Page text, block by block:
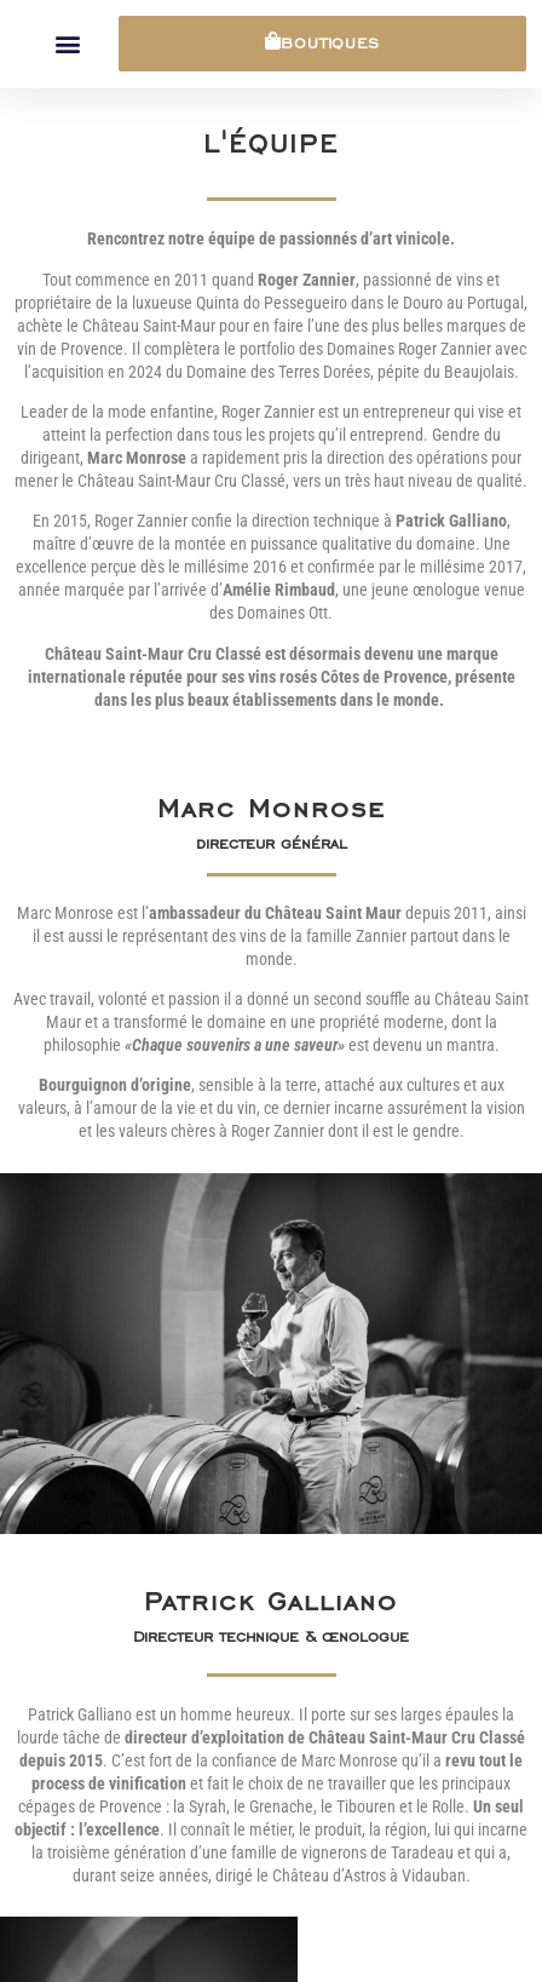
BOUTIQUES
L'ÉQUIPE
Rencontrez notre équipe de passionnés d’art vinicole.
Tout commence en 2011 quand Roger Zannier, passionné de vins et
propriétaire de la luxueuse Quinta do Pessegueiro dans le Douro au Portugal,
achète le Château Saint-Maur pour en faire l’une des plus belles marques de
vin de Provence. Il complètera le portfolio des Domaines Roger Zannier avec
l’acquisition en 2024 du Domaine des Terres Dorées, pépite du Beaujolais.
Leader de la mode enfantine, Roger Zannier est un entrepreneur qui vise et
atteint la perfection dans tous les projets qu’il entreprend. Gendre du
dirigeant, Marc Monrose a rapidement pris la direction des opérations pour
mener le Château Saint-Maur Cru Classé, vers un très haut niveau de qualité.
En 2015, Roger Zannier confie la direction technique à Patrick Galliano,
maître d’œuvre de la montée en puissance qualitative du domaine. Une
excellence perçue dès le millésime 2016 et confirmée par le millésime 2017,
année marquée par l’arrivée d’Amélie Rimbaud, une jeune œnologue venue
des Domaines Ott.
Château Saint-Maur Cru Classé est désormais devenu une marque
internationale réputée pour ses vins rosés Côtes de Provence, présente
dans les plus beaux établissements dans le monde.
Marc Monrose
directeur général
Marc Monrose est l’ambassadeur du Château Saint Maurdepuis 2011, ainsi
il est aussi le représentant des vins de la famille Zannier partout dans le
monde.
Avec travail, volonté et passion il a donné un second souffle au Château Saint
Maur et a transformé le domaine en une propriété moderne, dont la
philosophie «Chaque souvenirs a une saveur»est devenu un mantra.
Bourguignon d’origine, sensible à la terre, attaché aux cultures et aux
valeurs, à l’amour de la vie et du vin, ce dernier incarne assurément la vision
et les valeurs chères à Roger Zannier dont il est le gendre.
Patrick Galliano
Directeur technique & œnologue
Patrick Galliano est un homme heureux. Il porte sur ses larges épaules la
lourde tâche de directeur d’exploitation de Château Saint-Maur Cru Classé
depuis 2015. C’est fort de la confiance de Marc Monrose qu’il a revu tout le
process de vinificationet fait le choix de ne travailler que les principaux
cépages de Provence : la Syrah, le Grenache, le Tibouren et le Rolle. Un seul
objectif : l’excellence. Il connaît le métier, le produit, la région, lui qui incarne
la troisième génération d’une famille de vignerons de Taradeau et qui a,
durant seize années, dirigé le Château d’Astros à Vidauban.
Panneau de gestion des cookies